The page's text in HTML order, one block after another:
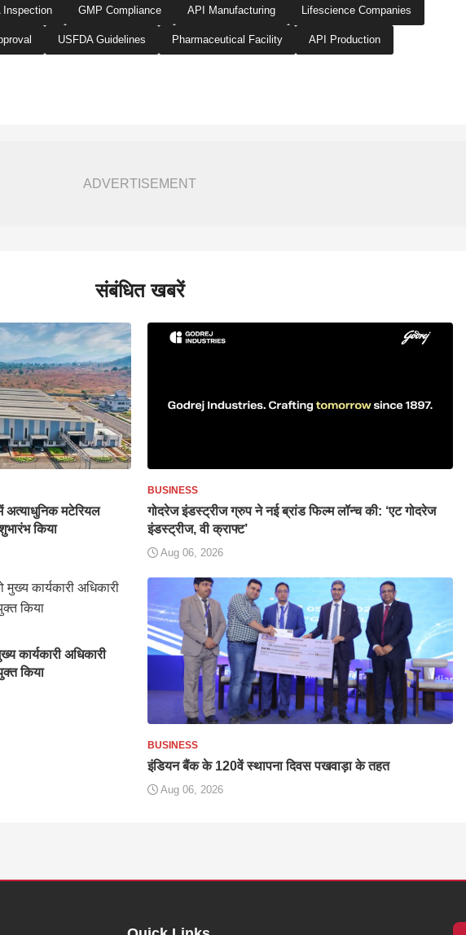
Inspection GMP Compliance API Manufacturing Lifescience Companies
USFDA Guidelines Pharmaceutical Facility API Production
ADVERTISEMENT
संबंधित खबरें
अत्याधुनिक मटेरियल
किया
BUSINESS
गोदरेज इंडस्ट्रीज ग्रुप ने नई ब्रांड फिल्म लॉन्च की: ‘एट गोदरेज
इंडस्ट्रीज, वी क्राफ्ट’
Aug 06, 2026
कार्यकारी अधिकारी
किया
BUSINESS
इंडियन बैंक के 120वें स्थापना दिवस पखवाड़ा के तहत
Aug 06, 2026